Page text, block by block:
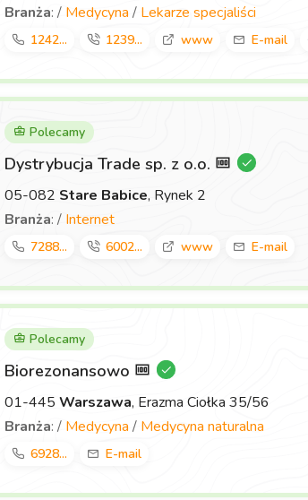
Branża: / Medycyna / Lekarze specjaliści
1242... 1239... www E-mail
Polecamy
Dystrybucja Trade sp. z o.o.
05-082 Stare Babice, Rynek 2
Branża: / Internet
7288... 6002... www E-mail
Polecamy
Biorezonansowo
01-445 Warszawa, Erazma Ciołka 35/56
Branża: / Medycyna / Medycyna naturalna
6928... E-mail